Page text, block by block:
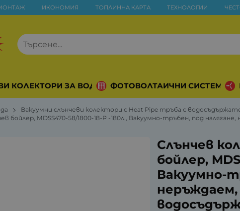
ИКОНОМИЯ ТОПЛИННА КАРТА ТЕХНОЛОГИИ
КОЛЕКТОРИ ЗА ВОДА ФОТОВОЛТАИЧНИ СИСТЕМИ
Вакуумни слънчеви колектори с Heat Pipe тръба с
бойлер, MDSS470-58/1800-18-P -180л., Вакуумно-тръбен, под
Слънчев
бойлер,
Вакуумно-